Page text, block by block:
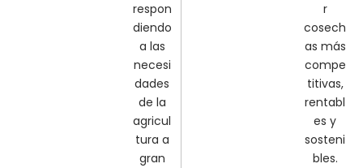
respon
diendo
a las
necesi
dades
de la
agricul
tura a
gran
r
cosech
as más
compe
titivas,
rentabl
es y
sosteni
bles.